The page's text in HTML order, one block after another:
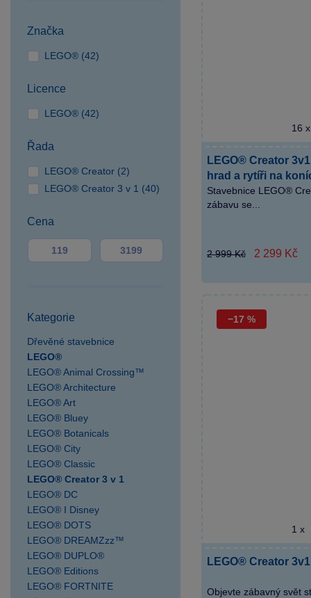
SPARKYS Klatovy
Plaza
Haná
SPARKYS Opava OC
SPARKYS Ostrava
Forum Nová Karolina
SPARKYS Ostrava Outlet
SPARKYS Pardubice OC
SPARKYS Plzeň OC
SPARKYS Praha AVION
Shopping Park Zličín
SPARKYS Praha Fashion
Arena Outlet
SPARKYS Praha Hlavní
nádraží
SPARKYS Praha OC
Novo Plaza
SPARKYS Praha OC
Nový Smíchov
SPARKYS Praha OC
Quadrio
SPARKYS Praha
SPARKYS Praha
Václavské náměstí JULIŠ
Značka
LEGO® (42)
Licence
LEGO® (42)
Řada
LEGO® Creator (2)
LEGO® Creator 3 v 1 (40)
Cena
Kategorie
Dřevěné stavebnice
LEGO®
LEGO® Animal Crossing™
LEGO® Architecture
LEGO® Art
LEGO® Bluey
LEGO® Botanicals
LEGO® City
LEGO® Classic
LEGO® Creator 3 v 1
LEGO® DC
LEGO® I Disney
LEGO® DOTS
LEGO® DREAMZzz™
LEGO® DUPLO®
LEGO® Editions
LEGO® FORTNITE
16 x
LEGO® Creator
hrad a rytíři na
Stavebnice LEGO®
zábavu se...
2 999 Kč
2 299 Kč
−17 %
1 x
LEGO® Creator
Objevte zábavný svět